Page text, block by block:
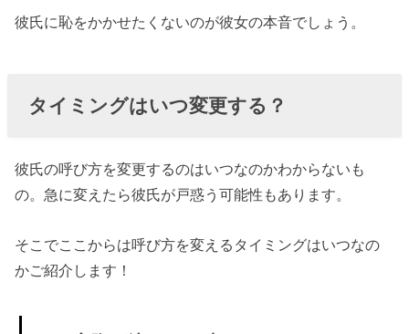
› 彼氏がされた
» １、下
で呼び
捨て
付け
» ３、あ
彼氏に恥をかかせたくないのが彼女の本音でしょう。
タイミングはいつ変更する？
彼氏の呼び方を変更するのはいつなのかわからないも
の。急に変えたら彼氏が戸惑う可能性もあります。
そこでここからは呼び方を変えるタイミングはいつなの
かご紹介します！